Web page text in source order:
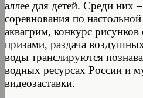
аллее для детей. Среди них
соревнования по
аквагрим, конкурс
призами, раздача
воды транслируются
водных ресурсах России и
видеозаставки.